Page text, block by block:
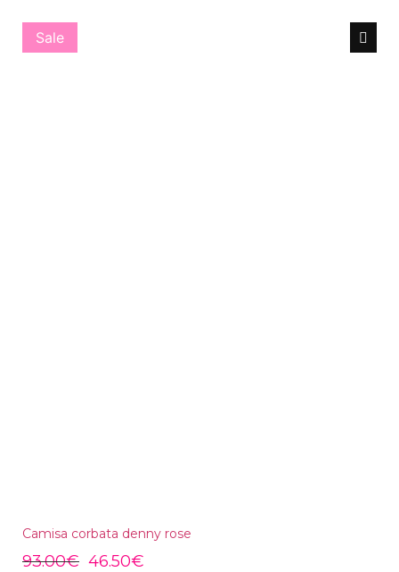
Sale
Camisa corbata denny rose
93.00€ 46.50€